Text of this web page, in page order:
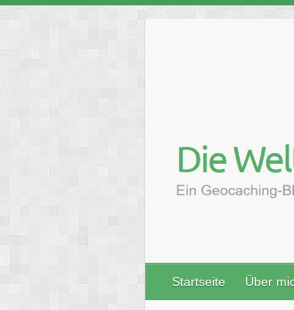
content
Startseite Über